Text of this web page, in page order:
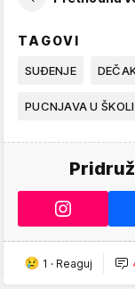
TAGOVI
SUĐENJE
PUCNJAVA U
1 · Reaguj